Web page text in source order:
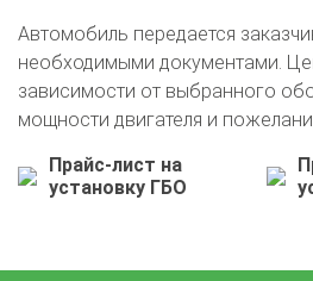
Автомобиль передается
необходимыми документами.
зависимости от выбранного
мощности двигателя и
Прайс-лист на
установку ГБО